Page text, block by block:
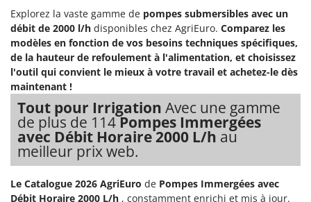
Troy-Bilt
U
Udor
Unger
V
Verdemax
Vesco
Volpi
W
Waldner
Explorez la vaste gamme de pompes submersibles avec un
débit de 2000 l/h disponibles chez AgriEuro. Comparez les
modèles en fonction de vos besoins techniques spécifiques,
de la hauteur de refoulement à l'alimentation, et choisissez
l'outil qui convient le mieux à votre travail et achetez-le dès
maintenant !
Tout pour Irrigation Avec une gamme
de plus de 114Pompes Immergées
avec Débit Horaire 2000 L/h au
meilleur prix web.
Le Catalogue 2026 AgriEuro de Pompes Immergées avec
Débit Horaire 2000 L/h , constamment enrichi et mis à jour.